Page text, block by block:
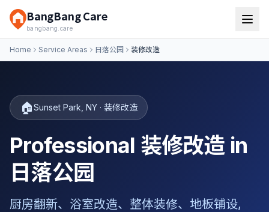
BangBang Care
bangbang.care
Home Service Areas 日落公园 装修改造
🏠Sunset Park NY · 装修改造
Professional 装修改造 in
日落公园
厨房翻新、浴室改造、整体装修、地板铺设,